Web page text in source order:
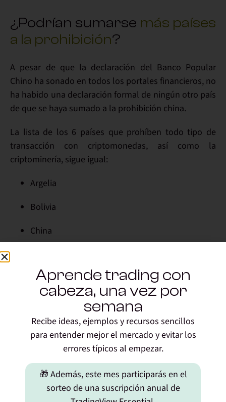
¿Podrían sumarse más países
a la prohibición?
A pesar de que la declaración del Banco Popular
Chino ha sonado en todos los portales financieros, no
ha habido una declaración formal de ningún otro país
de que se haya sumado a la prohibición china.
La lista de los 6 países que prohíben todo tipo de
transacción con criptomonedas, así como la
criptominería, sigue igual:
Argelia
Bolivia
China
Marruecos
Mientras que la lista de países que permiten
transacciones privadas con criptomonedas sigue
superando por mucho a la de países que lo prohíben;
por lo que no se espera ningún tipo de reacción de
apoyo ante las nuevas prohibiciones chinas por parte
de la comunidad internacional.
Aprende trading con
cabeza, una vez por
semana
Recibe ideas, ejemplos y recursos sencillos
para entender mejor el mercado y evitar los
errores típicos al empezar.
🎁 Además, este mes participarás en el
sorteo de una suscripción anual de